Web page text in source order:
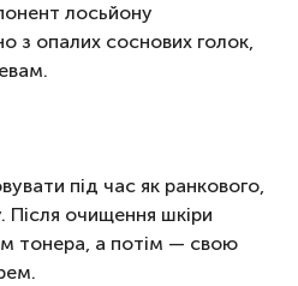
лосьйону
з опалих соснових голок,
під час як ранкового,
Після очищення шкіри
тонера, а потім — свою